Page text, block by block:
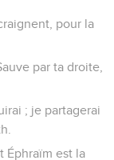
de
est trop haut